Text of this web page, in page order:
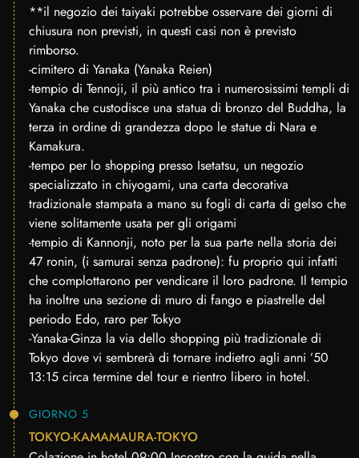
**il negozio dei taiyaki potrebbe osservare dei giorni di
chiusura non previsti, in questi casi non è previsto
rimborso.
-cimitero di Yanaka (Yanaka Reien)
-tempio di Tennoji, il più antico tra i numerosissimi templi di
Yanaka che custodisce una statua di bronzo del Buddha, la
terza in ordine di grandezza dopo le statue di Nara e
Kamakura.
-tempo per lo shopping presso Isetatsu, un negozio
specializzato in chiyogami, una carta decorativa
tradizionale stampata a mano su fogli di carta di gelso che
viene solitamente usata per gli origami
-tempio di Kannonji, noto per la sua parte nella storia dei
47 ronin, (i samurai senza padrone): fu proprio qui infatti
che complottarono per vendicare il loro padrone. Il tempio
ha inoltre una sezione di muro di fango e piastrelle del
periodo Edo, raro per Tokyo
-Yanaka-Ginza la via dello shopping più tradizionale di
Tokyo dove vi sembrerà di tornare indietro agli anni ’50
13:15 circa termine del tour e rientro libero in hotel.
GIORNO 5
TOKYO-KAMAMAURA-TOKYO